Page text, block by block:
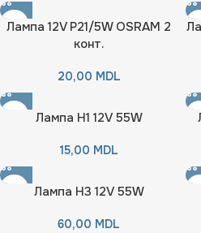
Лампа 12V P21/5W OSRAM 2
конт.
20,00 MDL
Лампа H1 12V 55W
15,00 MDL
Лампа H3 12V 55W
60,00 MDL